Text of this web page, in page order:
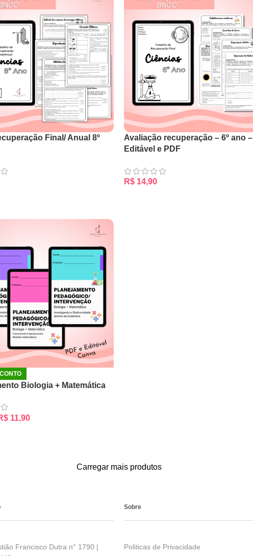
Final/ Anual 8º
Avaliação recuperação – 6º ano –
Editável e PDF
R$ 14,90
Biologia + Matemática
11,90
Carregar mais produtos
Francisco Dutra n° 1790 |
Sobre
Politicas de Privacidade